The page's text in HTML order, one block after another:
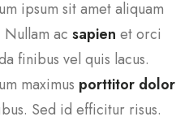
ipsum sit amet aliquam
Nullam ac sapien et orci
finibus vel quis lacus.
maximus porttitor dolor
Sed id efficitur risus.